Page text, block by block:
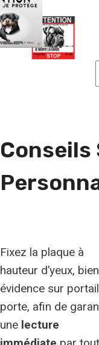
Conseils
Fixez la plaque à
hauteur d’yeux,
évidence sur
porte, afin de
une lecture